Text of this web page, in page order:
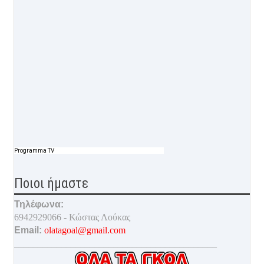
Programma TV
Ποιοι ήμαστε
Τηλέφωνα:
6942929066 - Κώστας Λούκας
Email: olatagoal@gmail.com